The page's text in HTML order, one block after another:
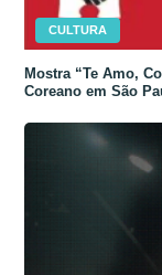
CULTURA
Mostra “Te Amo,
Coreano em São